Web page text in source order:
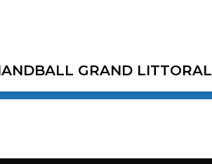
GRAND LITTORAL